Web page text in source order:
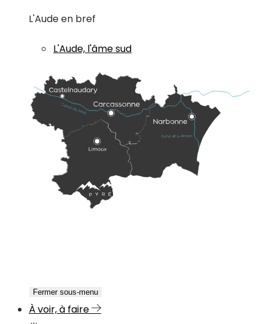
L'Aude en bref
L'Aude, l'âme sud
Fermer sous-menu
À voir, à faire